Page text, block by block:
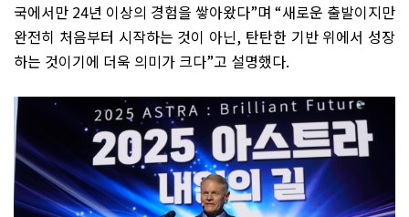
국에서만 24년 이상의 경험을 쌓아왔다”며 “새로운 출발이지만
완전히 처음부터 시작하는 것이 아닌, 탄탄한 기반 위에서 성장
하는 것이기에 더욱 의미가 크다”고 설명했다.